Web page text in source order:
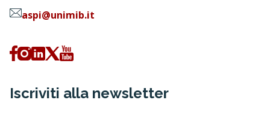
aspi@unimib.it
Iscriviti alla newsletter